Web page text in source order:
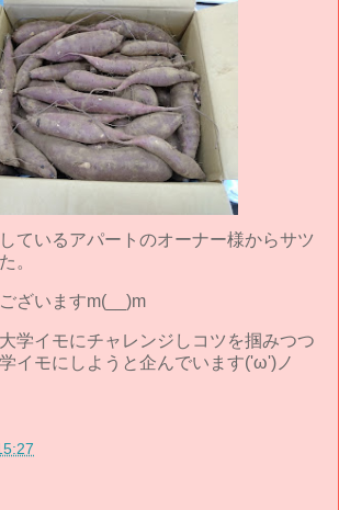
ているアパートのオーナー様からサツ
。
ざいますm(__)m
学イモにチャレンジしコツを掴みつつ
イモにしようと企んでいます('ω')ノ